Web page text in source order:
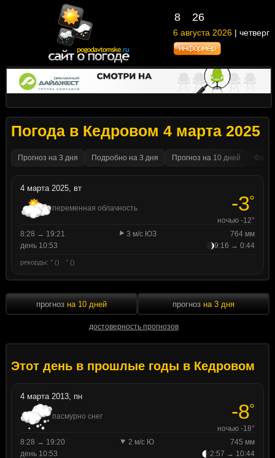
8 26
6 августа 2026 | четверг
Погода в Кедровом 4 марта 2025
Прогноз на 3 дня Подробно на 3 дня Прогноз на 10 дней
4 марта 2025, вт
переменная облачность -3°
ночью -12°
8:28 → 19:21
3 м/с ЮЗ
764 мм
день 10:53
9:16 → 0:44
рекорды: ° () · ° ()
прогноз на 10 дней
достоверность прогнозов
прогноз на 3 дня
Этот день в прошлые годы в Кедровом
4 марта 2013, пн
пасмурно снег -8°
ночью -18°
8:28 → 19:20
2 м/с Ю
745 мм
день 10:53
2:57 → 10:44